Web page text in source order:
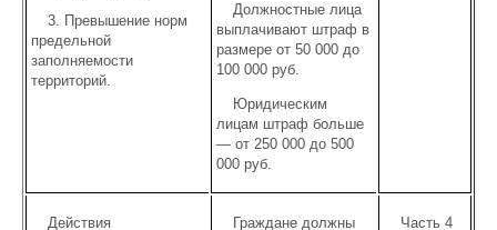
3. Превышение норм
предельной
заполняемости
территорий.
Должностные лица
выплачивают штраф в
размере от 50 000 до
100 000 руб.
Юридическим
лицам штраф больше
— от 250 000 до 500
000 руб.
Действия
Граждане должны
Часть 4